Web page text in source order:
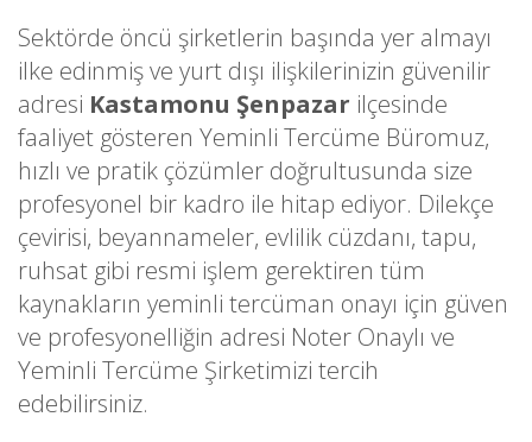
Sektörde öncü şirketlerin başında yer almayı
ilke edinmiş ve yurt dışı ilişkilerinizin güvenilir
adresi Kastamonu Şenpazar ilçesinde
faaliyet gösteren Yeminli Tercüme Büromuz,
hızlı ve pratik çözümler doğrultusunda size
profesyonel bir kadro ile hitap ediyor. Dilekçe
çevirisi, beyannameler, evlilik cüzdanı, tapu,
ruhsat gibi resmi işlem gerektiren tüm
kaynakların yeminli tercüman onayı için güven
ve profesyonelliğin adresi Noter Onaylı ve
Yeminli Tercüme Şirketimizi tercih
edebilirsiniz.